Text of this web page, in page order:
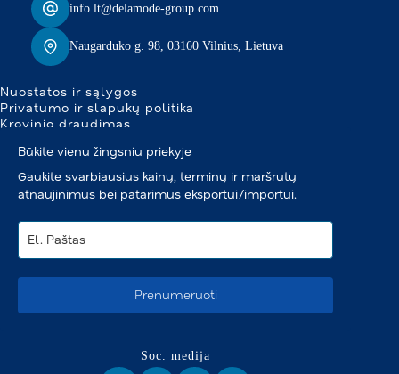
info.lt@delamode-group.com
Naugarduko g. 98, 03160 Vilnius, Lietuva
Nuostatos ir sąlygos
Privatumo ir slapukų politika
Krovinio draudimas
Būkite vienu žingsniu priekyje
Gaukite svarbiausius kainų, terminų ir maršrutų
atnaujinimus bei patarimus eksportui/importui.
Prenumeruoti
Soc. medija